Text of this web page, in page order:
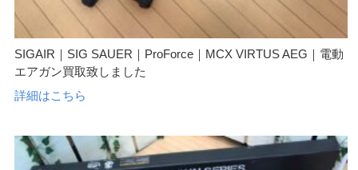
SIGAIR｜SIG SAUER｜ProForce｜MCX VIRTUS AEG｜電動
エアガン買取致しました
詳細はこちら